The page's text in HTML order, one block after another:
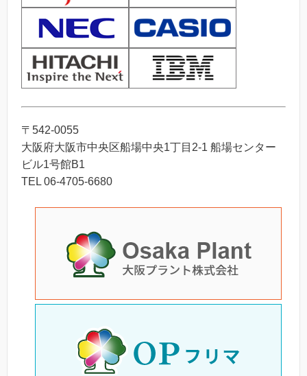
〒542-0055
大阪府大阪市中央区船場中央1丁目2-1 船場センター
ビル1号館B1
TEL 06-4705-6680